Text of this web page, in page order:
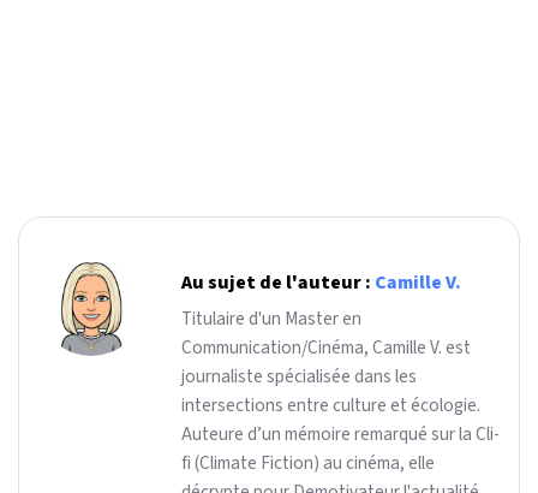
Au sujet de l'auteur : Camille V.
Titulaire d'un Master en
Communication/Cinéma, Camille V. est
journaliste spécialisée dans les
intersections entre culture et écologie.
Auteure d’un mémoire remarqué sur la Cli-
fi (Climate Fiction) au cinéma, elle